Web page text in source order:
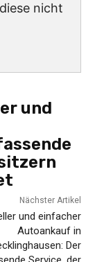
nicht
und
Nächster Artikel
und einfacher
Autoankauf in
Der